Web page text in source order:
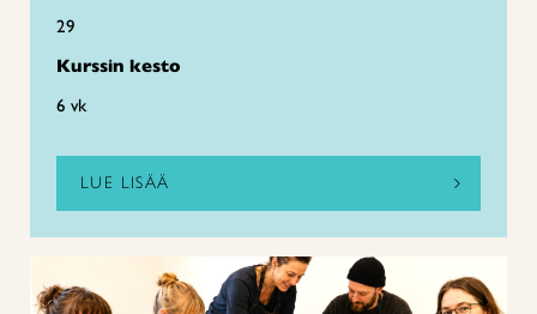
29
Kurssin kesto
6 vk
LUE LISÄÄ